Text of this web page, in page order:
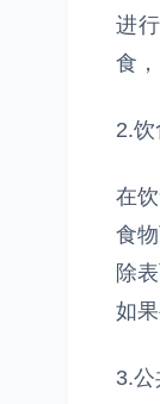
进
食
2.饮
在
食
除
如
3.公